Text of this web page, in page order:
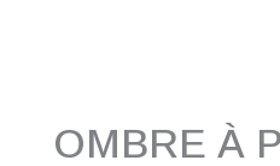
OMBRE À